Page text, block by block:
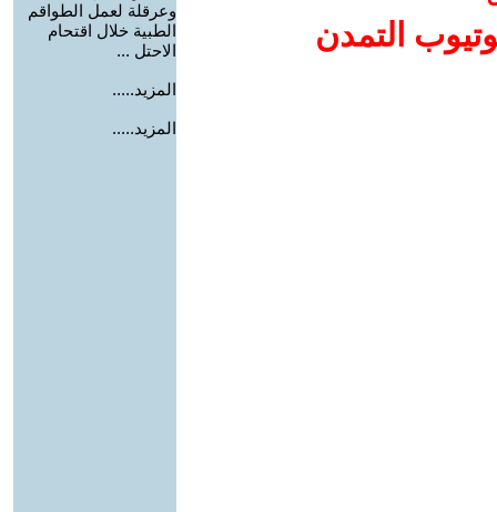
التمدن
وعرقلة لعمل الطواقم
الطبية خلال اقتحام
الاحتل ...
المزيد.....
المزيد.....